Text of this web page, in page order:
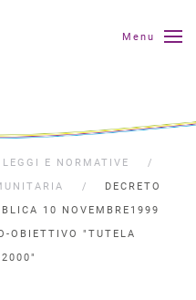
Menu
LEGGI E NORMATIVE
DECRETO
10 NOVEMBRE1999
OBIETTIVO "TUTELA